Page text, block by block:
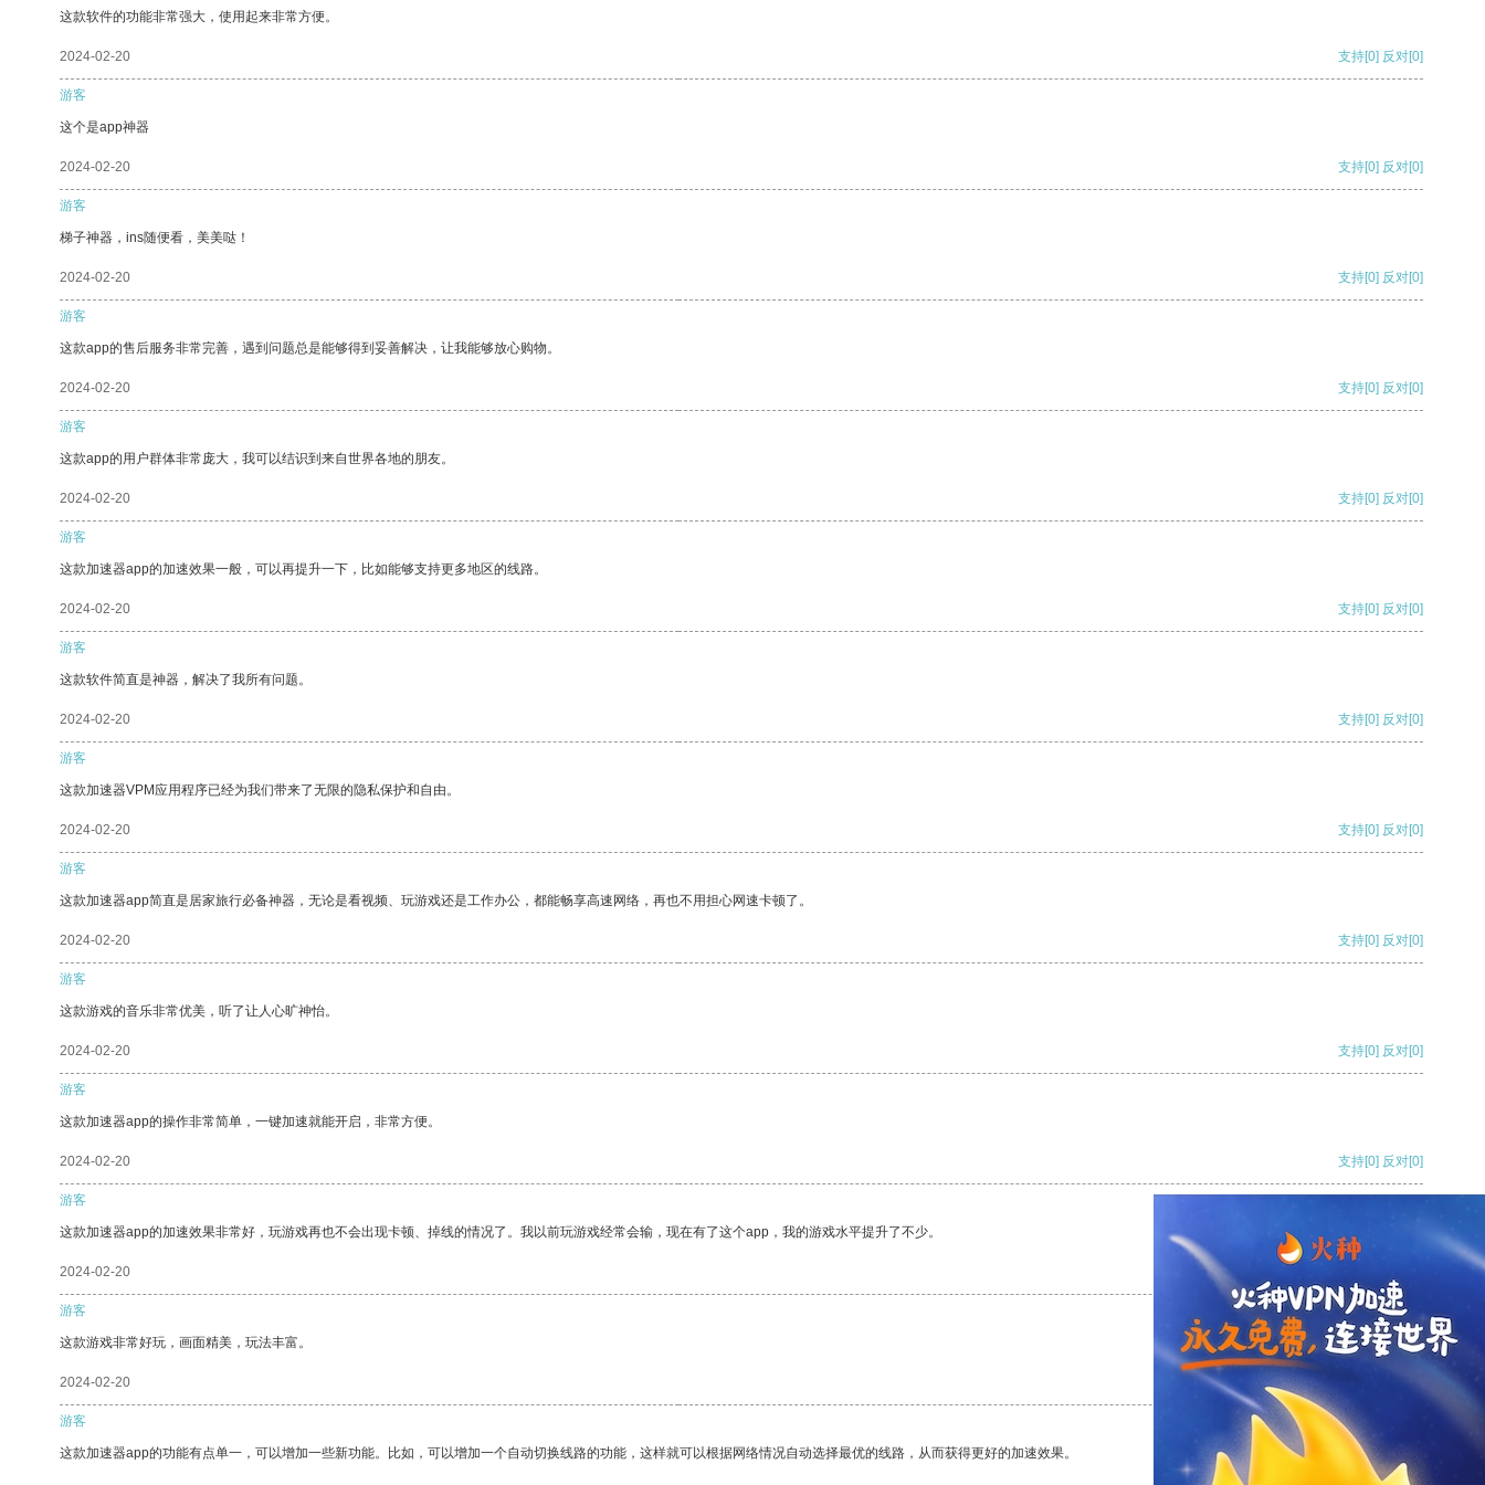
这款软件的功能非常强大，使用起来非常方便。
2024-02-20 支持[0] 反对[0]
游客
这个是app神器
2024-02-20 支持[0] 反对[0]
游客
梯子神器，ins随便看，美美哒！
2024-02-20 支持[0] 反对[0]
游客
这款app的售后服务非常完善，遇到问题总是能够得到妥善解决，让我能够放心购物。
2024-02-20 支持[0] 反对[0]
游客
这款app的用户群体非常庞大，我可以结识到来自世界各地的朋友。
2024-02-20 支持[0] 反对[0]
游客
这款加速器app的加速效果一般，可以再提升一下，比如能够支持更多地区的线路。
2024-02-20 支持[0] 反对[0]
游客
这款软件简直是神器，解决了我所有问题。
2024-02-20 支持[0] 反对[0]
游客
这款加速器VPM应用程序已经为我们带来了无限的隐私保护和自由。
2024-02-20 支持[0] 反对[0]
游客
这款加速器app简直是居家旅行必备神器，无论是看视频、玩游戏还是工作办公，都能畅享高速网络，再也不用担心网速卡顿了。
2024-02-20 支持[0] 反对[0]
游客
这款游戏的音乐非常优美，听了让人心旷神怡。
2024-02-20 支持[0] 反对[0]
游客
这款加速器app的操作非常简单，一键加速就能开启，非常方便。
2024-02-20 支持[0] 反对[0]
游客
这款加速器app的加速效果非常好，玩游戏再也不会出现卡顿、掉线的情况了。我以前玩游戏经常会输，现在有了这个app，我的游戏水平提升了不少。
2024-02-20
游客
这款游戏非常好玩，画面精美，玩法丰富。
2024-02-20 反对
游客
这款加速器app的功能有点单一，可以增加一些新功能。比如，可以增加一个自动切换线路的功能，这样就可以根据网络情况自动选择最优的线路，从而获得更好的加速效果。